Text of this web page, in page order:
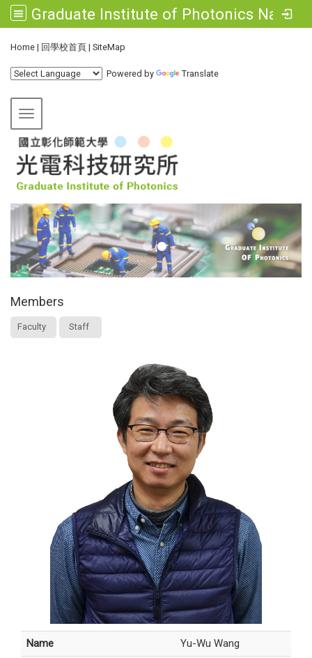
Graduate Institute of Photonics National Changhua University of Education
Home | 回學校首頁 | SiteMap
Powered by Translate
Toggle navigation
Members
Faculty Staff
Name
Yu-Wu Wang